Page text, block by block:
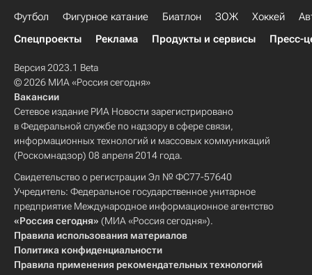
Футбол Фигурное катание Биатлон ЗОЖ Хоккей
Спецпроекты
Реклама Продукты и сервисы Пресс-
Версия 2023.1 Beta
© 2026 МИА «Россия сегодня»
Вакансии
Сетевое издание РИА Новости зарегистрировано
в Федеральной службе по надзору в сфере связи,
информационных технологий и массовых коммуникаций
(Роскомнадзор) 08 апреля 2014 года.
Свидетельство о регистрации Эл № ФС77-57640
Учредитель: Федеральное государственное унитарное
предприятие Международное информационное агентство
«Россия сегодня» (МИА «Россия сегодня»).
Правила использования материалов
Политика конфиденциальности
Правила применения рекомендательных технологий